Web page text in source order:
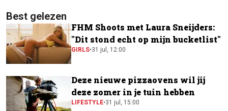
Best gelezen
FHM Shoots met Laura Sneijders:
"Dit stond echt op mijn bucketlist"
GIRLS•31 jul, 12:00
Deze nieuwe pizzaovens wil jij
deze zomer in je tuin hebben
LIFESTYLE•31 jul, 15:00